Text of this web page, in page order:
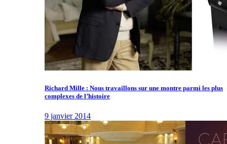
Richard Mille : Nous travaillons sur une montre parmi les plus
complexes de l’histoire
9 janvier 2014